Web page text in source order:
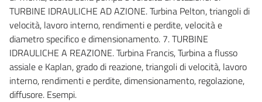
TURBINE IDRAULICHE AD AZIONE. Turbina Pelton, triangoli di
velocità, lavoro interno, rendimenti e perdite, velocità e
diametro specifico e dimensionamento. 7. TURBINE
IDRAULICHE A REAZIONE. Turbina Francis, Turbina a flusso
assiale e Kaplan, grado di reazione, triangoli di velocità, lavoro
interno, rendimenti e perdite, dimensionamento, regolazione,
diffusore. Esempi.